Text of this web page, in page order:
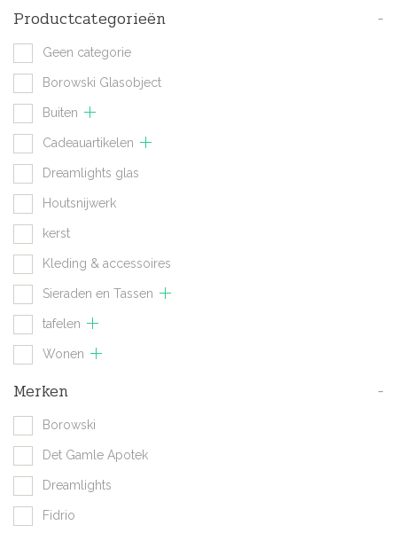
Productcategorieën -
Geen categorie
Borowski Glasobject
Buiten
Cadeauartikelen
Dreamlights glas
Houtsnijwerk
kerst
Kleding & accessoires
Sieraden en Tassen
tafelen
Wonen
Merken -
Borowski
Det Gamle Apotek
Dreamlights
Fidrio